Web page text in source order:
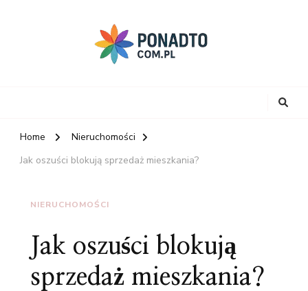
Home
Nieruchomości
Jak oszuści blokują sprzedaż mieszkania?
NIERUCHOMOŚCI
Jak oszuści blokują
sprzedaż mieszkania?